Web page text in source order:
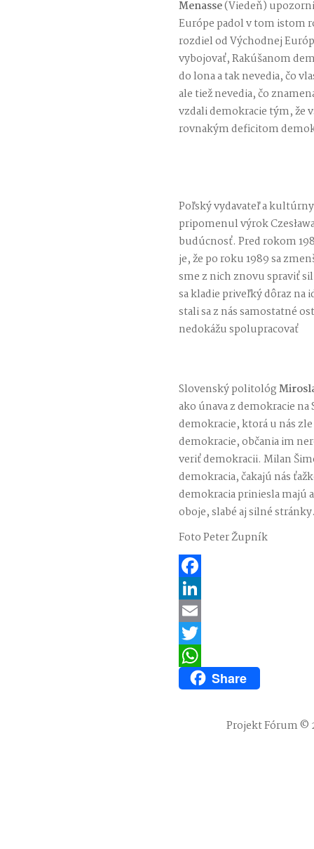
Menasse(Viedeň)
Európe padol v tom istom
rozdiel od Východnej
vybojovať, Rakúšanom
do lona a tak nevedia, čo
ale tiež nevedia, čo
vzdali demokracie tým, že
rovnakým deficitom
Poľský vydavateľ a
pripomenul výrok
budúcnosť. Pred rokom
je, že po roku 1989 sa
sme z nich znovu spraviť
sa kladie priveľký dôraz na
stali sa z nás samostatné
nedokážu spolupracovať
Slovenský politológ
ako únava z demokracie
demokracie, ktorá u nás
demokracie, občania im
veriť demokracii. Milan
demokracia, čakajú nás
demokracia priniesla majú
oboje, slabé aj silné
Foto Peter Župník
Facebook
LinkedIn
Email
Twitter
WhatsAppShare
Projekt Fórum ©